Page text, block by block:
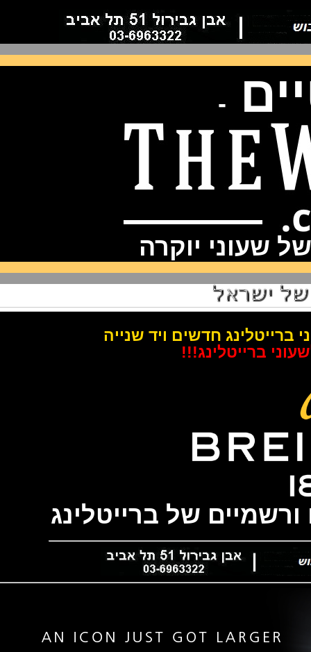
-
יוקרה
חדשים ויד שנייה
ברייטלינג!!!
של ברייטלינג